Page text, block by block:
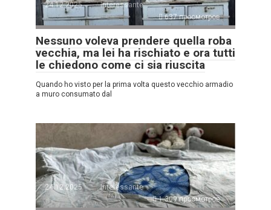
24.12.2025
Interessante
637 просмотров
Nessuno voleva prendere quella roba
vecchia, ma lei ha rischiato e ora tutti
le chiedono come ci sia riuscita
Quando ho visto per la prima volta questo vecchio armadio
a muro consumato dal
24.12.2025
Interessante
1.309 просмотров